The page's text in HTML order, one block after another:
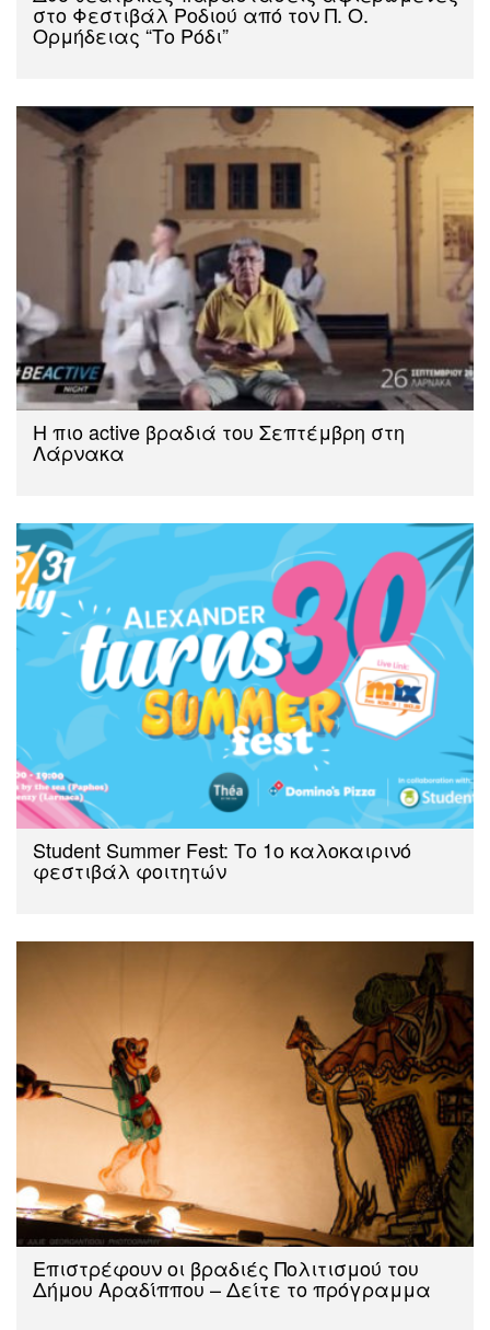
στο Φεστιβάλ Ροδιού από τον Π. Ο.
Ορμήδειας “Το Ρόδι”
Η πιο active βραδιά του Σεπτέμβρη στη
Λάρνακα
Student Summer Fest: Το 1ο καλοκαιρινό
φεστιβάλ φοιτητών
Eπιστρέφουν οι βραδιές Πολιτισμού του
Δήμου Αραδίππου – Δείτε το πρόγραμμα